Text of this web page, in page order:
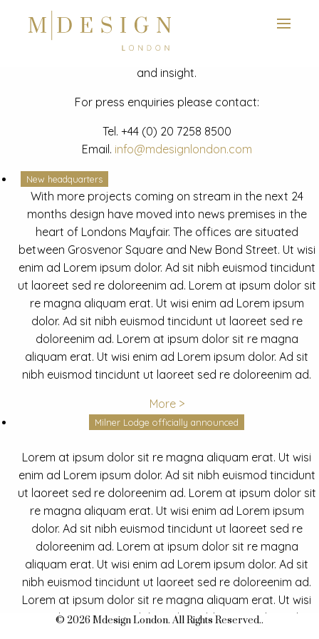
News
Latest mdesign development project and advisory news
and insight.
For press enquiries please contact:
Tel. +44 (0) 20 7258 8500
Email. info@mdesignlondon.com
New headquarters
With more projects coming on stream in the next 24
months design have moved into news premises in the
heart of Londons Mayfair. The offices are situated
between Grosvenor Square and New Bond Street. Ut wisi
enim ad Lorem ipsum dolor. Ad sit nibh euismod tincidunt
ut laoreet sed re doloreenim ad. Lorem at ipsum dolor sit
re magna aliquam erat. Ut wisi enim ad Lorem ipsum
dolor. Ad sit nibh euismod tincidunt ut laoreet sed re
doloreenim ad. Lorem at ipsum dolor sit re magna
aliquam erat. Ut wisi enim ad Lorem ipsum dolor. Ad sit
nibh euismod tincidunt ut laoreet sed re doloreenim ad.
More >
Milner Lodge officially announced
Lorem at ipsum dolor sit re magna aliquam erat. Ut wisi
enim ad Lorem ipsum dolor. Ad sit nibh euismod tincidunt
ut laoreet sed re doloreenim ad. Lorem at ipsum dolor sit
re magna aliquam erat. Ut wisi enim ad Lorem ipsum
dolor. Ad sit nibh euismod tincidunt ut laoreet sed re
doloreenim ad. Lorem at ipsum dolor sit re magna
aliquam erat. Ut wisi enim ad Lorem ipsum dolor. Ad sit
nibh euismod tincidunt ut laoreet sed re doloreenim ad.
Lorem at ipsum dolor sit re magna aliquam erat. Ut wisi
enim ad Lorem ipsum dolor. Ad sit nibh euismod tincidunt
© 2026 Mdesign London. All Rights Reserved..